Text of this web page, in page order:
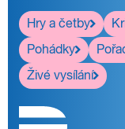
Hry a četby
Pohádky
Živé vysílání